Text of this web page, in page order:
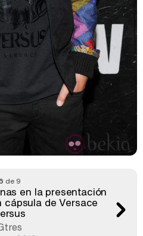
de 9
en la presentación
de Versace